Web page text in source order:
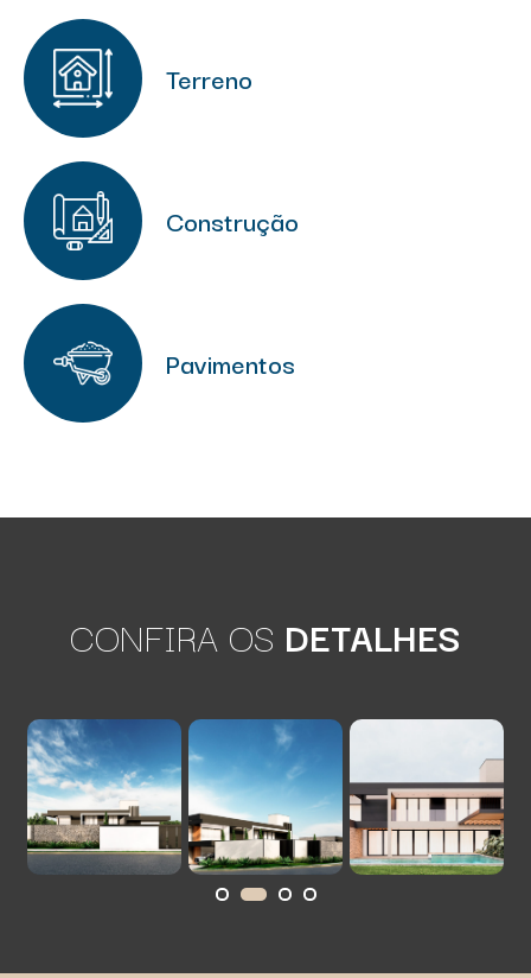
Terreno
Construção
Pavimentos
CONFIRA OS DETALHES